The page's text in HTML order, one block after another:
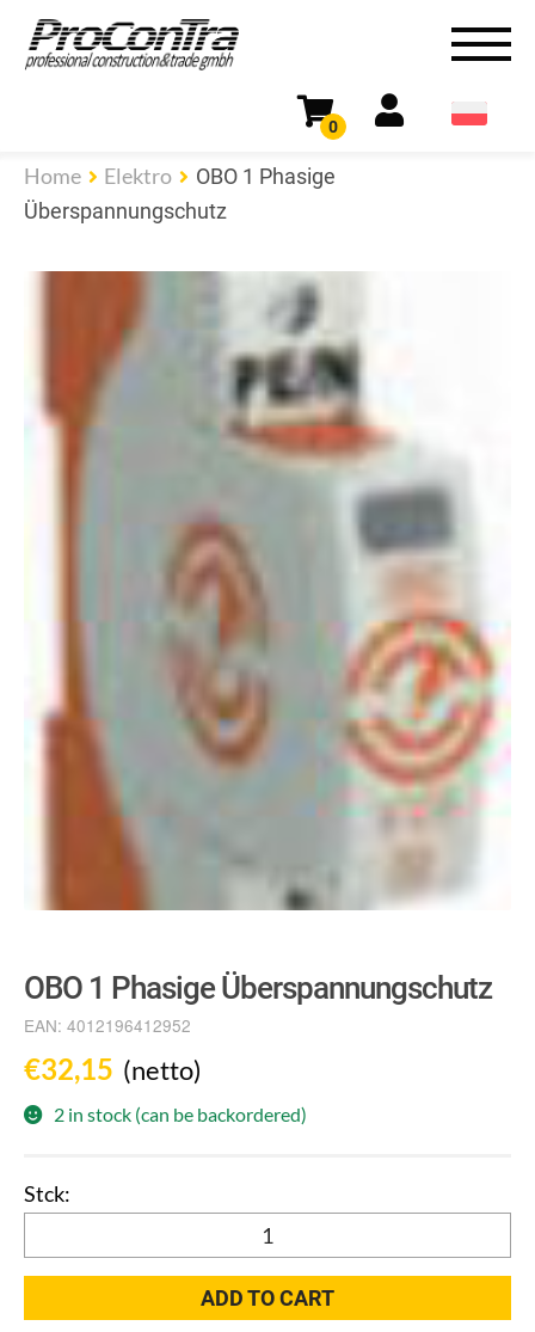
0
Home Elektro
OBO 1 Phasige
Überspannungschutz
OBO 1 Phasige Überspannungschutz
EAN: 4012196412952
€32,15 (netto)
2 in stock (can be backordered)
1
Überspannungschutz
ADD TO CART